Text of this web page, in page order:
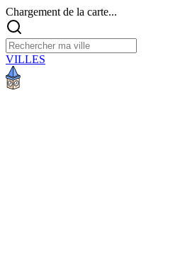
Chargement de la carte...
VILLES